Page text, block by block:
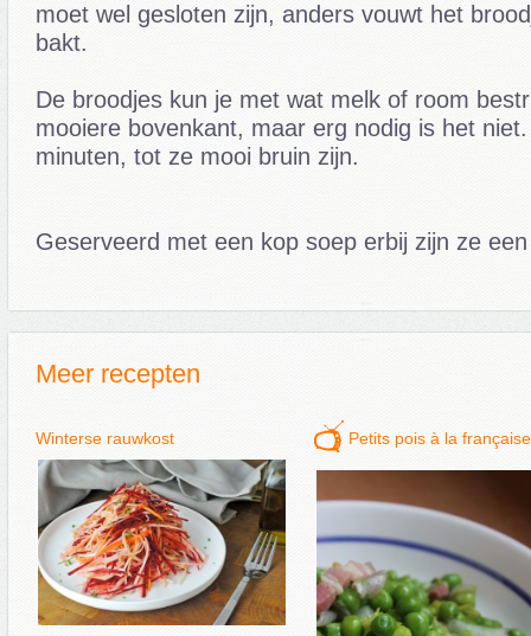
moet wel gesloten zijn, anders vouwt het
bakt.
De broodjes kun je met wat melk of room
mooiere bovenkant, maar erg nodig is het
minuten, tot ze mooi bruin zijn.
Geserveerd met een kop soep erbij zijn ze
Meer recepten
Winterse rauwkost Petits pois à la française